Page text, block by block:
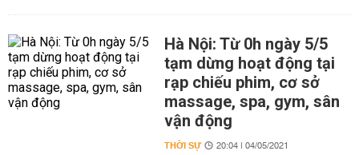
Hà Nội: Từ 0h ngày 5/5
tạm dừng hoạt động tại
rạp chiếu phim, cơ sở
massage, spa, gym, sân
vận động
THỜI SỰ 20:04 | 04/05/2021